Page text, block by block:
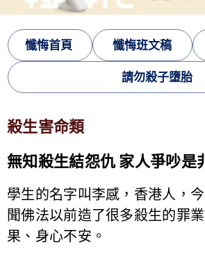
懺悔首頁 懺悔班文稿
請勿殺子墮胎
殺生害命類
無知殺生結怨仇 家人爭吵是
學生的名字叫李感，香港人，
聞佛法以前造了很多殺生的罪
果、身心不安。